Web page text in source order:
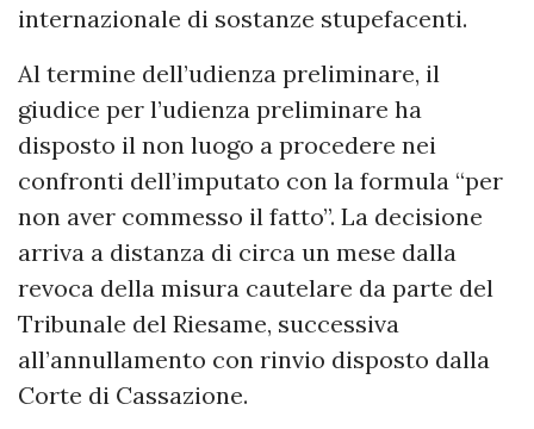
internazionale di sostanze stupefacenti.
Al termine dell’udienza preliminare, il
giudice per l’udienza preliminare ha
disposto il non luogo a procedere nei
confronti dell’imputato con la formula “per
non aver commesso il fatto”. La decisione
arriva a distanza di circa un mese dalla
revoca della misura cautelare da parte del
Tribunale del Riesame, successiva
all’annullamento con rinvio disposto dalla
Corte di Cassazione.